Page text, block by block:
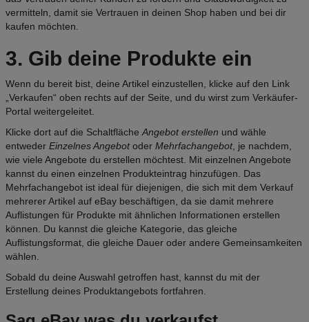
vermitteln, damit sie Vertrauen in deinen Shop haben und bei dir
kaufen möchten.
3. Gib deine Produkte ein
Wenn du bereit bist, deine Artikel einzustellen, klicke auf den Link
„Verkaufen“ oben rechts auf der Seite, und du wirst zum Verkäufer-
Portal weitergeleitet.
Klicke dort auf die SchaltflächeAngebot erstellen und wähle
entweder Einzelnes Angebotoder Mehrfachangebot, je nachdem,
wie viele Angebote du erstellen möchtest. Mit einzelnen Angebote
kannst du einen einzelnen Produkteintrag hinzufügen. Das
Mehrfachangebot ist ideal für diejenigen, die sich mit dem Verkauf
mehrerer Artikel auf eBay beschäftigen, da sie damit mehrere
Auflistungen für Produkte mit ähnlichen Informationen erstellen
können. Du kannst die gleiche Kategorie, das gleiche
Auflistungsformat, die gleiche Dauer oder andere Gemeinsamkeiten
wählen.
Sobald du deine Auswahl getroffen hast, kannst du mit der
Erstellung deines Produktangebots fortfahren.